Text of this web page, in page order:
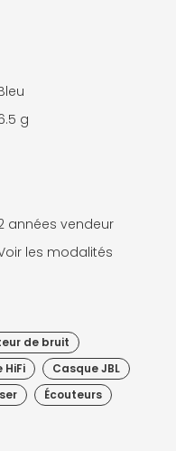
g
années vendeur
les modalités
de bruit
HiFi
Casque JBL
Écouteurs